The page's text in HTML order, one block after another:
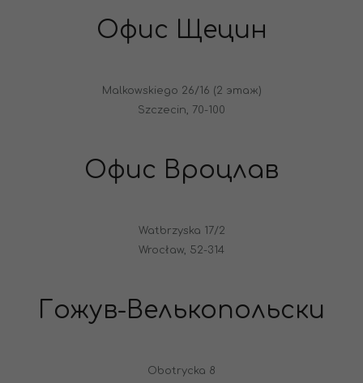
Офис Щецин
Malkowskiego 26/16 (2 этаж)
Szczecin, 70-100
Офис Вроцлав
Watbrzyska 17/2
Wrocław, 52-314
Гожув-Велькопольски
Obotrycka 8